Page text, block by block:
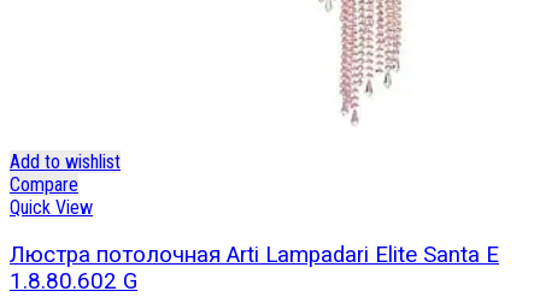
Add to wishlist
Compare
Quick View
Люстра потолочная Arti Lampadari Elite Santa E
1.8.80.602 G